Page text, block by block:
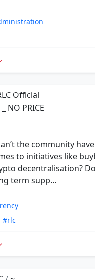
Official
NO PRICE
the community
to initiatives like
decentralisation?
term supp...
#rlc